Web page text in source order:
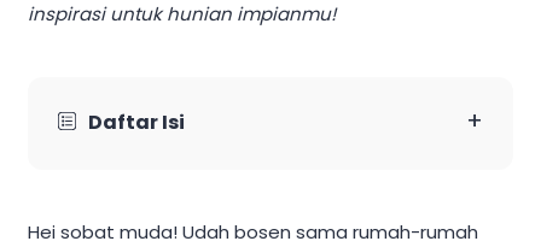
inspirasi untuk hunian impianmu!
Daftar Isi +
Hei sobat muda! Udah bosen sama rumah-rumah